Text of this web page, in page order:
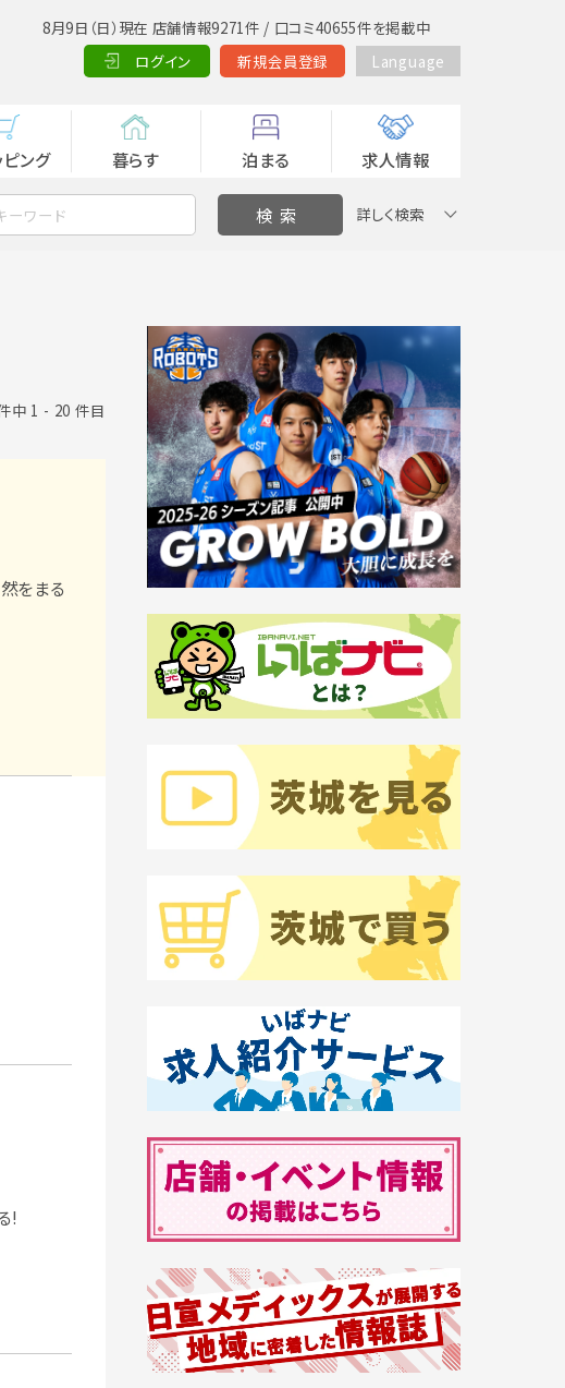
8月9日（日）現在 店舗情報9271件 / 口コミ40655件を掲載中
ログイン
新規会員登録 Language
ピング 暮らす 泊まる 求人情報
詳しく検索
中 1 - 20 件目
をまる
!